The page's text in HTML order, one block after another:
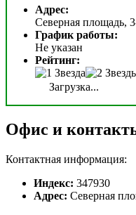
Адрес:
Северная площадь,
График работы:
Не указан
Рейтинг:
Загрузка...
Офис и
Контактная информация:
Индекс: 347930
Адрес: Северная